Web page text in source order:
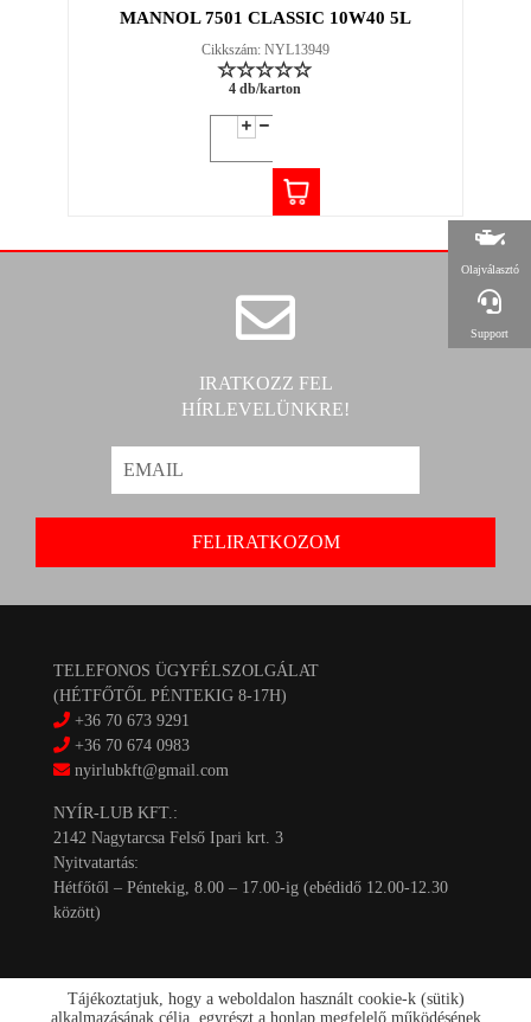
MANNOL 7501 CLASSIC 10W40 5L
Cikkszám: NYL13949
4 db/karton
IRATKOZZ FEL
HÍRLEVELÜNKRE!
TELEFONOS ÜGYFÉLSZOLGÁLAT
(HÉTFŐTŐL PÉNTEKIG 8-17H)
+36 70 673 9291
+36 70 674 0983
nyirlubkft@gmail.com
NYÍR-LUB KFT.:
2142 Nagytarcsa Felső Ipari krt. 3
Nyitvatartás:
Hétfőtől – Péntekig, 8.00 – 17.00-ig (ebédidő 12.00-12.30
között)
Olajválasztó
Support
Tájékoztatjuk, hogy a weboldalon használt cookie-k (sütik)
alkalmazásának célja, egyrészt a honlap megfelelő működésének